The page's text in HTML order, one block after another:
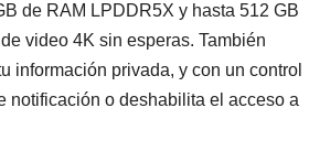
de RAM LPDDR5X y hasta 512 GB
video 4K sin esperas. También
información privada, y con un control
notificación o deshabilita el acceso a